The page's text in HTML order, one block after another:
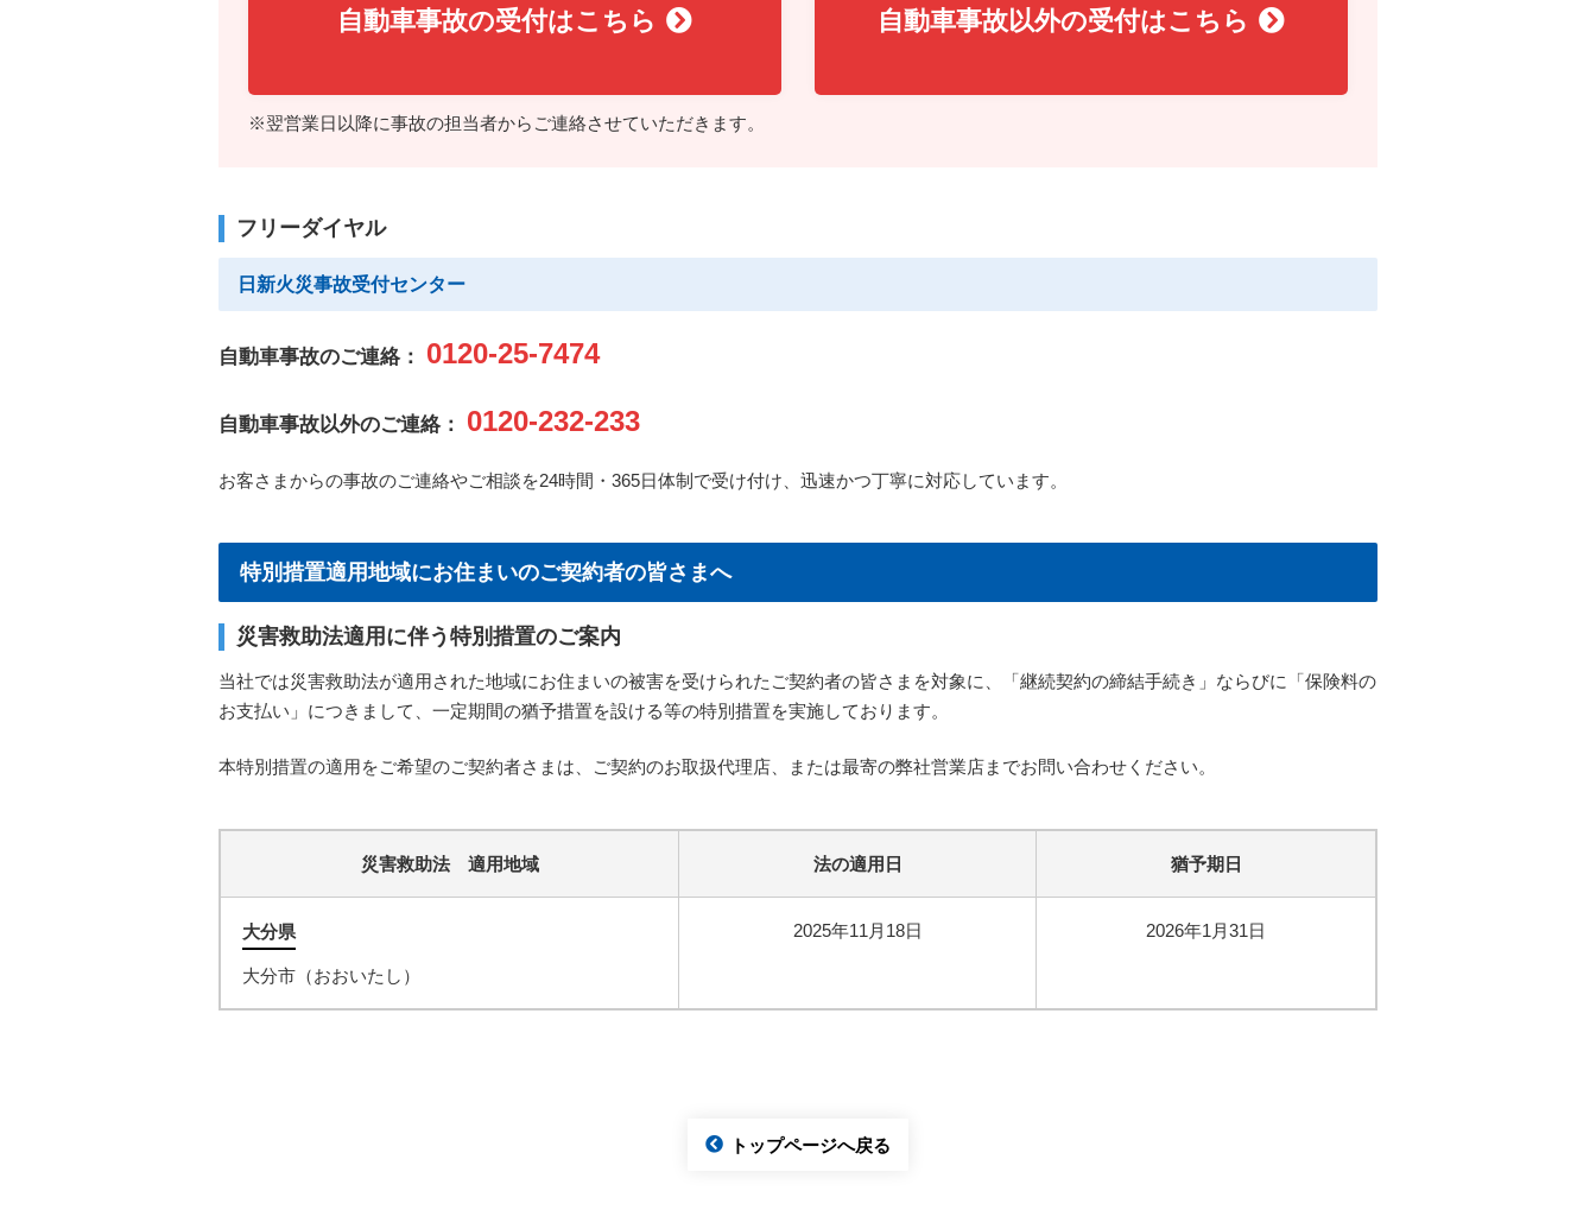
自動車事故の受付はこちら 自動車事故以外の受付はこちら
※翌営業日以降に事故の担当者からご連絡させていただきます。
フリーダイヤル
日新火災事故受付センター
自動車事故のご連絡： 0120-25-7474
自動車事故以外のご連絡： 0120-232-233
お客さまからの事故のご連絡やご相談を24時間・365日体制で受け付け、迅速かつ丁寧に対応しています。
特別措置適用地域にお住まいのご契約者の皆さまへ
災害救助法適用に伴う特別措置のご案内
当社では災害救助法が適用された地域にお住まいの被害を受けられたご契約者の皆さまを対象に、「継続契約の締結手続き」ならびに「保険料の
お支払い」につきまして、一定期間の猶予措置を設ける等の特別措置を実施しております。
本特別措置の適用をご希望のご契約者さまは、ご契約のお取扱代理店、または最寄の弊社営業店までお問い合わせください。
災害救助法 適用地域 法の適用日 猶予期日
大分県
大分市（おおいたし）
2025年11月18日 2026年1月31日
トップページへ戻る